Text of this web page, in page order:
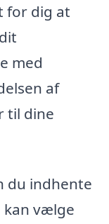
for dig at
med
af
til dine
du indhente
kan vælge